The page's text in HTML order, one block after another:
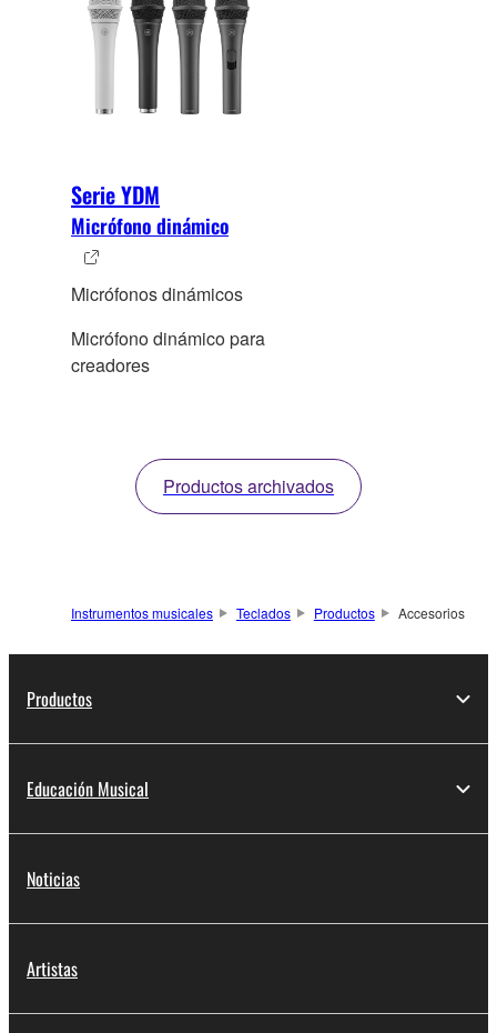
Serie YDM
Micrófono dinámico
Micrófonos dinámicos
Micrófono dinámico para
creadores
Productos archivados
Instrumentos musicales Teclados Productos Accesorios
Productos
Educación Musical
Noticias
Artistas